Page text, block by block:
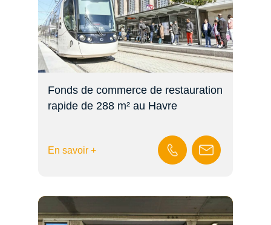
Fonds de commerce de restauration
rapide de 288 m² au Havre
En savoir +